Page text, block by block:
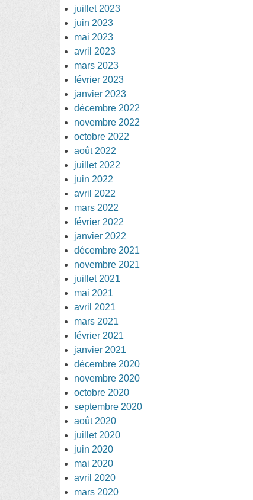
juillet 2023
juin 2023
mai 2023
avril 2023
mars 2023
février 2023
janvier 2023
décembre 2022
novembre 2022
octobre 2022
août 2022
juillet 2022
juin 2022
avril 2022
mars 2022
février 2022
janvier 2022
décembre 2021
novembre 2021
juillet 2021
mai 2021
avril 2021
mars 2021
février 2021
janvier 2021
décembre 2020
novembre 2020
octobre 2020
septembre 2020
août 2020
juillet 2020
juin 2020
mai 2020
avril 2020
mars 2020